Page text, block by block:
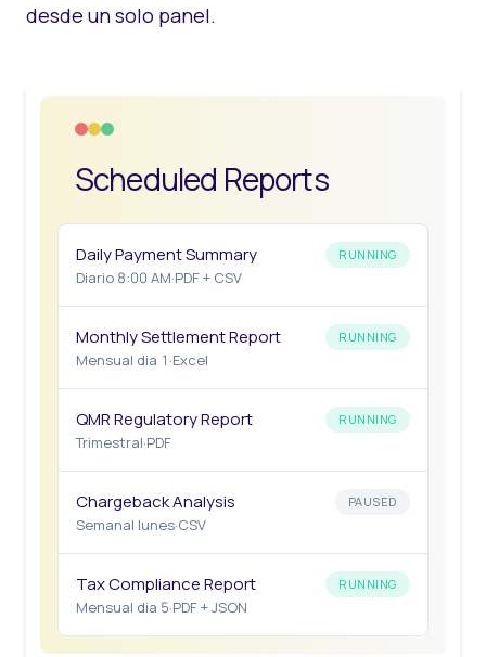
desde un solo panel.
Scheduled Reports
Daily Payment Summary RUNNING
Diario 8:00 AM·PDF + CSV
Monthly Settlement Report RUNNING
Mensual dia 1 ·Excel
QMR Regulatory Report RUNNING
Trimestral·PDF
Chargeback Analysis PAUSED
Semanal lunes·CSV
Tax Compliance Report RUNNING
Mensual dia 5·PDF + JSON